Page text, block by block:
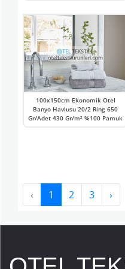
100x150cm Ekonomik Otel
Banyo Havlusu 20/2 Ring 650
Gr/Adet 430 Gr/m² %100 Pamuk
‹ 1 2 3 ›